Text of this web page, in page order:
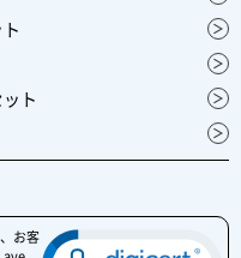
ト
お客